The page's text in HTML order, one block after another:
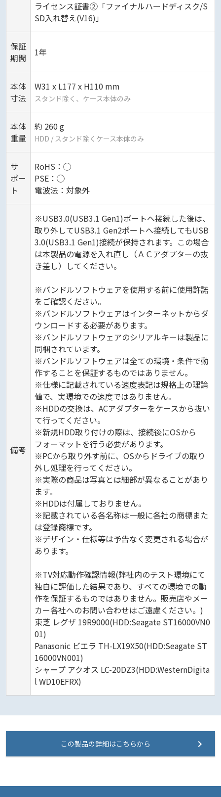
ライセンス証書②「ファイナルハードディスク/S
SD入れ替え(V16)」
保証
期間
1年
本体
寸法
W31 x L177 x H110 mm
スタンド除く、ケース本体のみ
本体
重量
約 260 g
HDD / スタンド除くケース本体のみ
サ
ポー
ト
RoHS：◯
PSE：◯
電波法：対象外
備考
※USB3.0(USB3.1 Gen1)ポートへ接続した後は、
取り外してUSB3.1 Gen2ポートへ接続してもUSB
3.0(USB3.1 Gen1)接続が保持されます。この場合
は本製品の電源を入れ直し（ＡＣアダプターの抜
き差し）してください。
※バンドルソフトウェアを使用する前に使用許諾
をご確認ください。
※バンドルソフトウェアはインターネットからダ
ウンロードする必要があります。
※バンドルソフトウェアのシリアルキーは製品に
同梱されています。
※バンドルソフトウェアは全ての環境・条件で動
作することを保証するものではありません。
※仕様に記載されている速度表記は規格上の理論
値で、実環境での速度ではありません。
※HDDの交換は、ACアダプターをケースから抜い
て行ってください。
※新規HDD取り付けの際は、接続後にOSから
フォーマットを行う必要があります。
※PCから取り外す前に、OSからドライブの取り
外し処理を行ってください。
※実際の商品は写真とは細部が異なることがあり
ます。
※HDDは付属しておりません。
※記載されている各名称は一般に各社の商標また
は登録商標です。
※デザイン・仕様等は予告なく変更される場合が
あります。
※TV対応動作確認情報(弊社内のテスト環境にて
独自に評価した結果であり、すべての環境での動
作を保証するものではありません。販売店やメー
カー各社へのお問い合わせはご遠慮ください。)
東芝 レグザ 19R9000(HDD:Seagate ST16000VN0
01)
Panasonic ビエラ TH-LX19X50(HDD:Seagate ST
16000VN001)
シャープ アクオス LC-20DZ3(HDD:WesternDigita
l WD10EFRX)
この製品の詳細はこちらから